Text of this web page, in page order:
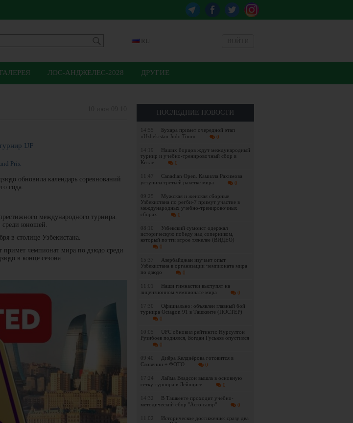
RU
ЛОС-АНДЖЕЛЕС-2028 ДРУГИЕ
ПОСЛЕДНИЕ НОВОСТИ
14:55
Бухара примет очередной этап
«Uzbekistan Judo Tour»
0
14:19
Наших борцов ждут международный
турнир и учебно-тренировочный сбор в
Китае
0
11:47
Canadian Open. Камилла Рахимова
уступила третьей ракетке мира
0
09:25
Мужская и женская сборные
Узбекистана по регби-7 примут участие в
международных учебно-тренировочных
сборах
0
08:10
Узбекский сумоист одержал
историческую победу над соперником,
который почти втрое тяжелее (ВИДЕО)
0
15:37
Азербайджан изучает опыт
Узбекистана в организации чемпионата мира
по дзюдо
0
11:01
Наши гимнастки выступят на
лицензионном чемпионате мира
0
17:30
Официально: объявлен главный бой
турнира Octagon 91 в Ташкенте (ПОСТЕР)
0
10:05
UFC обновил рейтинги: Нурсултон
Рузибоев поднялся, Богдан Гуськов опустился
0
09:40
Диёра Келдиёрова готовится в
Словении + ФОТО
0
17:24
Лайма Владсон вышла в основную
сетку турнира в Лейпциге
0
14:32
В Ташкенте проходит учебно-
методический сбор "Acro camp"
0
11:02
Историческое достижение: сразу два
IJF
Prix
обновила календарь соревнований
года.
международного турнира.
среди юношей.
в столице Узбекистана.
примет чемпионат мира по дзюдо среди
в конце сезона.